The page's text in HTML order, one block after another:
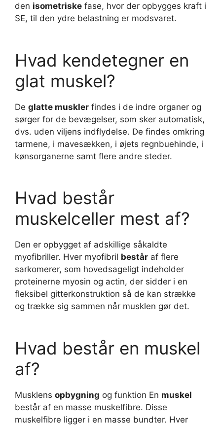
den isometriske fase, hvor der opbygges kraft i
SE, til den ydre belastning er modsvaret.
Hvad kendetegner en
glat muskel?
De glatte muskler findes i de indre organer og
sørger for de bevægelser, som sker automatisk,
dvs. uden viljens indflydelse. De findes omkring
tarmene, i mavesækken, i øjets regnbuehinde, i
kønsorganerne samt flere andre steder.
Hvad består
muskelceller mest af?
Den er opbygget af adskillige såkaldte
myofibriller. Hver myofibril består af flere
sarkomerer, som hovedsageligt indeholder
proteinerne myosin og actin, der sidder i en
fleksibel gitterkonstruktion så de kan strække
og trække sig sammen når musklen gør det.
Hvad består en muskel
af?
Musklens opbygning og funktion En muskel
består af en masse muskelfibre. Disse
muskelfibre ligger i en masse bundter. Hver